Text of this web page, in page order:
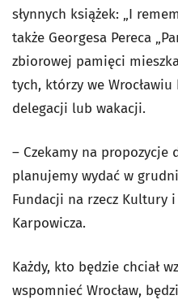
słynnych książek: „I
także Georgesa Pereca
zbiorowej pamięci
tych, którzy we
delegacji lub wakacji.
– Czekamy na propozycje
planujemy wydać w
Fundacji na rzecz Kultury
Karpowicza.
Każdy, kto będzie chciał
wspomnieć Wrocław,